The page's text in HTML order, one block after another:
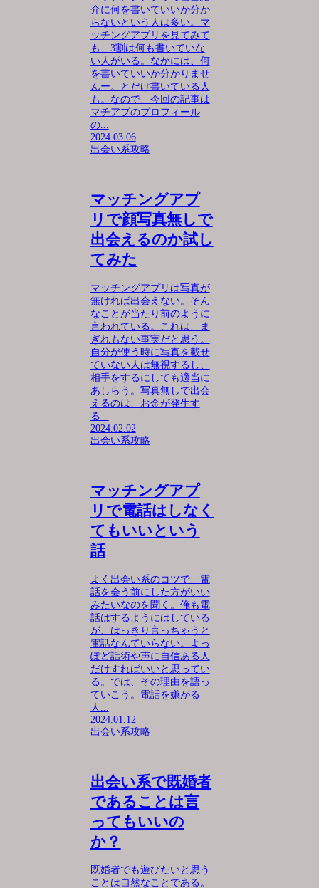
介に何を書いていいか分か
らないという人は多い。マ
ッチングアプリを見てみて
も、3割は何も書いていな
い人がいる。なかには、何
を書いていいか分かりませ
んー。とだけ書いている人
も。なので、今回の記事は
マチアプのプロフィール
の...
2024.03.06
出会い系攻略
マッチングアプ
リで顔写真無しで
出会えるのか試し
てみた
マッチングアプリは写真が
無ければ出会えない。そん
なことが当たり前のように
言われている。これは、ま
ぎれもない事実だと思う。
自分が使う時に写真を載せ
ていない人は無視するし、
相手をするにしても適当に
あしらう。写真無しで出会
えるのは、お金が発生す
る...
2024.02.02
出会い系攻略
マッチングアプ
リで電話はしなく
てもいいという
話
よく出会い系のコツで、電
話を会う前にした方がいい
みたいなのを聞く。俺も電
話はするようにはしている
が、はっきり言っちゃうと
電話なんていらない。よっ
ぽど話術や声に自信ある人
だけすればいいと思ってい
る。では、その理由を語っ
ていこう。電話を嫌がる
人...
2024.01.12
出会い系攻略
出会い系で既婚者
であることは言
ってもいいの
か？
既婚者でも遊びたいと思う
ことは自然なことである。